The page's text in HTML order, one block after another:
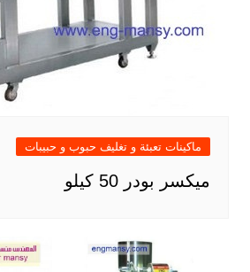
ماكينات تعبئة و تغليف حبوب و حبيبات
ميكسر بودر 50 كيلو